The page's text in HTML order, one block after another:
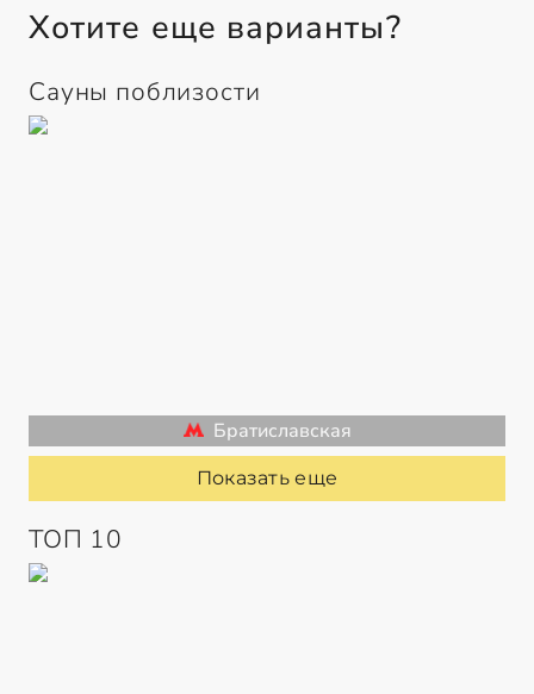
Хотите еще варианты?
Сауны поблизости
Братиславская
Показать еще
ТОП 10